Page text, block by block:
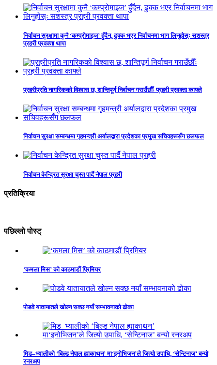
निर्वाचन सुरक्षामा कुनै ‘कम्प्रोमाइज’ हुँदैन, ढुक्क भएर निर्वाचनमा भाग लिनुहोस्ः सशस्त्र
प्रहरी प्रवक्ता थापा
प्रहरीप्रति नागरिकको विश्वास छ, शान्तिपूर्ण निर्वाचन गराउँछौँः प्रहरी प्रवक्ता काफ्ले
निर्वाचन सुरक्षा सम्बन्धमा गृहमन्त्री अर्यालद्वारा प्रदेशका प्रमुख सचिवहरूसँग छलफल
निर्वाचन केन्द्रित सुरक्षा चुस्त पार्दै नेपाल प्रहरी
प्रतिक्रिया
पछिल्लो पोस्ट्
‘कमला मिस’ को काठमाडौं प्रिमियर
पोडवे यातायातले खोल्न सक्छ नयाँ सम्भावनाको ढोका
मिड–भ्यालीको ‘बिल्ड नेपाल ह्याकाथन’ मा‘इनोभिजन’ले जित्यो उपाधि, ‘सेन्टिनाज’ बन्यो
रनरअप